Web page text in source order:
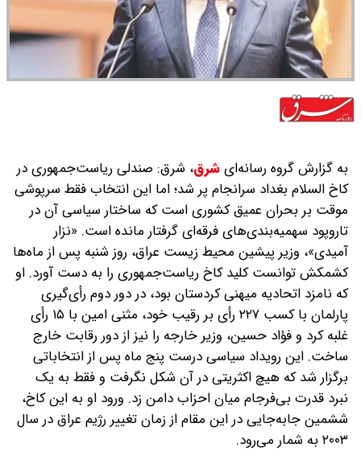
به گزارش گروه رسانه‌ایشرق، شرق: صندلی ریاست‌جمهوری در
کاخ السلام بغداد سرانجام پر شد؛ اما این انتخاب فقط سرپوشی
موقت بر بحران عمیق کشوری است که ساختار سیاسی آن در
تاروپود سهمیه‌بندی‌های فرقه‌ای گرفتار مانده است. «نزار
آمیدی»، وزیر پیشین محیط زیست عراق، روز شنبه پس از ماه‌ها
کشمکش توانست کلید کاخ ریاست‌جمهوری را به دست آورد. او
که نامزد اتحادیه میهنی کردستان بود، در دور دوم رأی‌گیری
پارلمان با کسب ۲۲۷ رأی بر رقیب خود، ‌مثنی امین‌ با ۱۵ رأی
غلبه کرد و ‌فؤاد حسین، وزیر خارجه را نیز از دور رقابت خارج
ساخت. این رویداد سیاسی درست پنج ماه پس از انتخاباتی
برگزار شد که هیچ اکثریتی در آن شکل نگرفت و فقط به یک
نبرد قدرت بی‌فرجام میان احزاب دامن زد. ورود او به این کاخ،
ششمین جابه‌جایی در این مقام از زمان تغییر رژیم عراق در سال
۲۰۰۳ به شمار می‌رود.